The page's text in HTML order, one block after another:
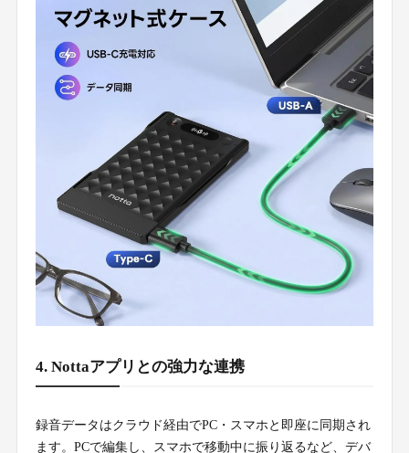
4. Nottaアプリとの強力な連携
録音データはクラウド経由でPC・スマホと即座に同期され
ます。PCで編集し、スマホで移動中に振り返るなど、デバ